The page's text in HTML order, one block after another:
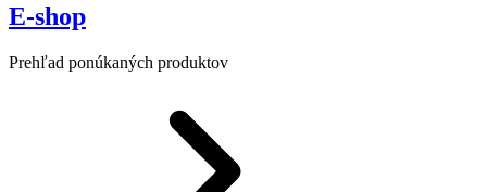
E-shop
Prehľad ponúkaných produktov